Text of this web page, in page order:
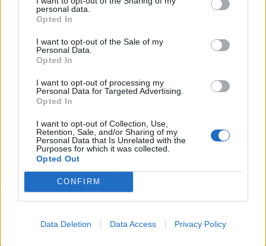
personal data.
Opted In
I want to opt-out of the Sale of my
Personal Data.
Opted In
I want to opt-out of processing my
Personal Data for Targeted Advertising.
Opted In
I want to opt-out of Collection, Use,
Retention, Sale, and/or Sharing of my
Personal Data that Is Unrelated with the
Purposes for which it was collected.
Opted Out
CONFIRM
Data Deletion Data Access Privacy Policy
csúcsra ugrott a bedőlő hitelek aránya, és a
legrosszabb még hátravan az USA-ban
A Fitch Ratings adatai szerint az amerikai
magánhitelpiacon a vállalati hitelfelvevők nemteljesítési
legtöbb nemteljesítő adós az egészségügyi szektorból
került ki.